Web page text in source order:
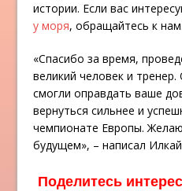
истории. Если вас
у моря, обращайтесь к нам.
«Спасибо за время,
великий человек и
смогли оправдать ваше
вернуться сильнее и
чемпионате Европы.
будущем», – написал
Поделитесь